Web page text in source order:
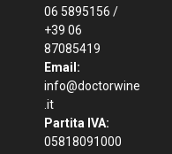
06 5895156 /
+39 06
87085419
Email:
info@doctorwine
.it
Partita IVA:
05818091000